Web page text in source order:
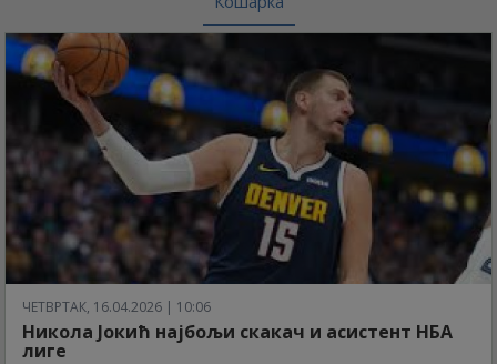
ЧЕТВРТАК, 16.04.2026 | 10:06
Никола Јокић најбољи скакач и асистент НБА
лиге